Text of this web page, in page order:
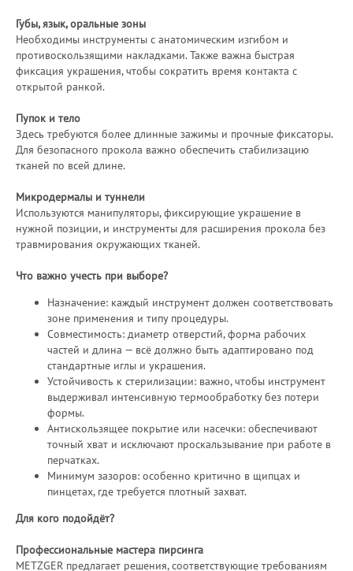
Губы, язык, оральные зоны
Необходимы инструменты с анатомическим изгибом и
противоскользящими накладками. Также важна быстрая
фиксация украшения, чтобы сократить время контакта с
открытой ранкой.
Пупок и тело
Здесь требуются более длинные зажимы и прочные фиксаторы.
Для безопасного прокола важно обеспечить стабилизацию
тканей по всей длине.
Микродермалы и туннели
Используются манипуляторы, фиксирующие украшение в
нужной позиции, и инструменты для расширения прокола без
травмирования окружающих тканей.
Что важно учесть при выборе?
Назначение: каждый инструмент должен соответствовать
зоне применения и типу процедуры.
Совместимость: диаметр отверстий, форма рабочих
частей и длина — всё должно быть адаптировано под
стандартные иглы и украшения.
Устойчивость к стерилизации: важно, чтобы инструмент
выдерживал интенсивную термообработку без потери
формы.
Антискользящее покрытие или насечки: обеспечивают
точный хват и исключают проскальзывание при работе в
перчатках.
Минимум зазоров: особенно критично в щипцах и
пинцетах, где требуется плотный захват.
Для кого подойдёт?
Профессиональные мастера пирсинга
METZGER предлагает решения, соответствующие требованиям